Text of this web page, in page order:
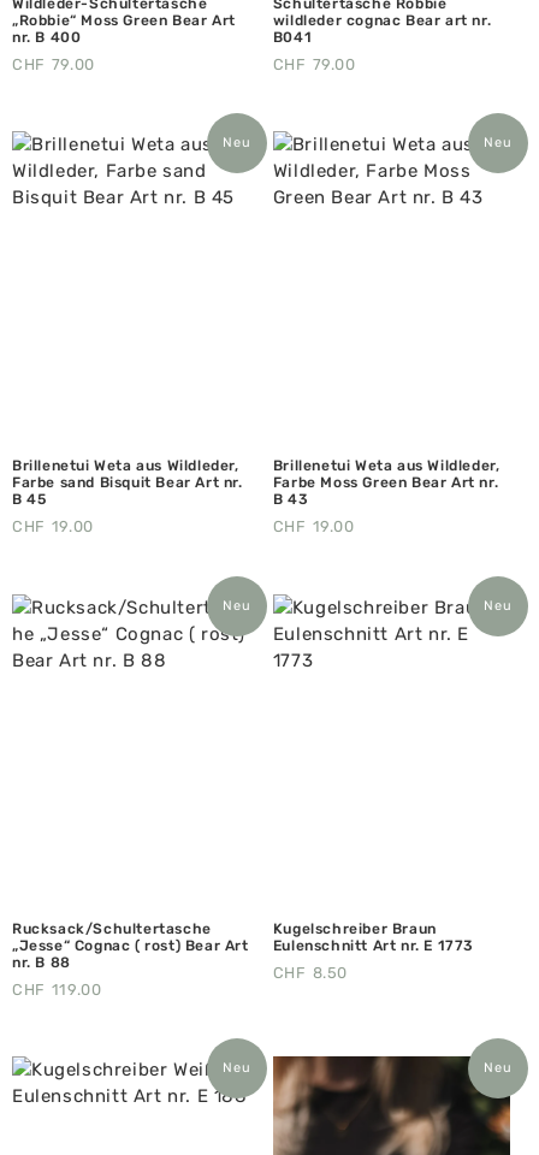
Wildleder-Schultertasche
„Robbie“ Moss Green Bear Art
nr. B 400
CHF 79.00
Schultertasche Robbie
wildleder cognac Bear art nr.
B041
CHF 79.00
Neu
Brillenetui Weta aus Wildleder,
Farbe sand Bisquit Bear Art nr.
B 45
CHF 19.00
Neu
Brillenetui Weta aus Wildleder,
Farbe Moss Green Bear Art nr.
B 43
CHF 19.00
Neu
Rucksack/Schultertasche
„Jesse“ Cognac ( rost) Bear Art
nr. B 88
CHF 119.00
Neu
Kugelschreiber Braun
Eulenschnitt Art nr. E 1773
CHF 8.50
Neu Neu